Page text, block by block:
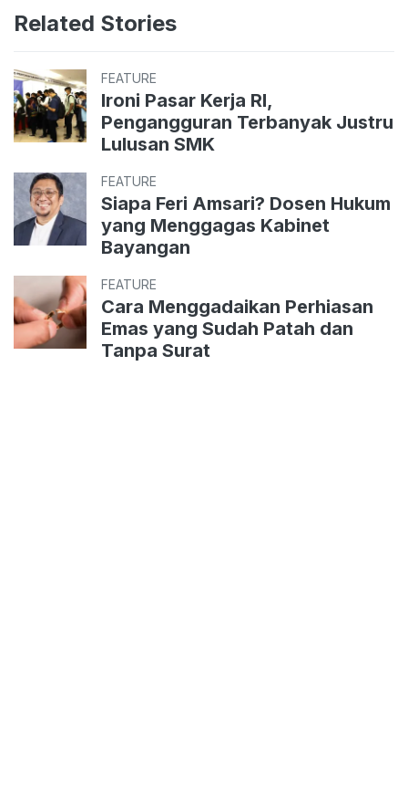
Related Stories
FEATURE
Ironi Pasar Kerja RI,
Pengangguran Terbanyak Justru
Lulusan SMK
FEATURE
Siapa Feri Amsari? Dosen Hukum
yang Menggagas Kabinet
Bayangan
FEATURE
Cara Menggadaikan Perhiasan
Emas yang Sudah Patah dan
Tanpa Surat